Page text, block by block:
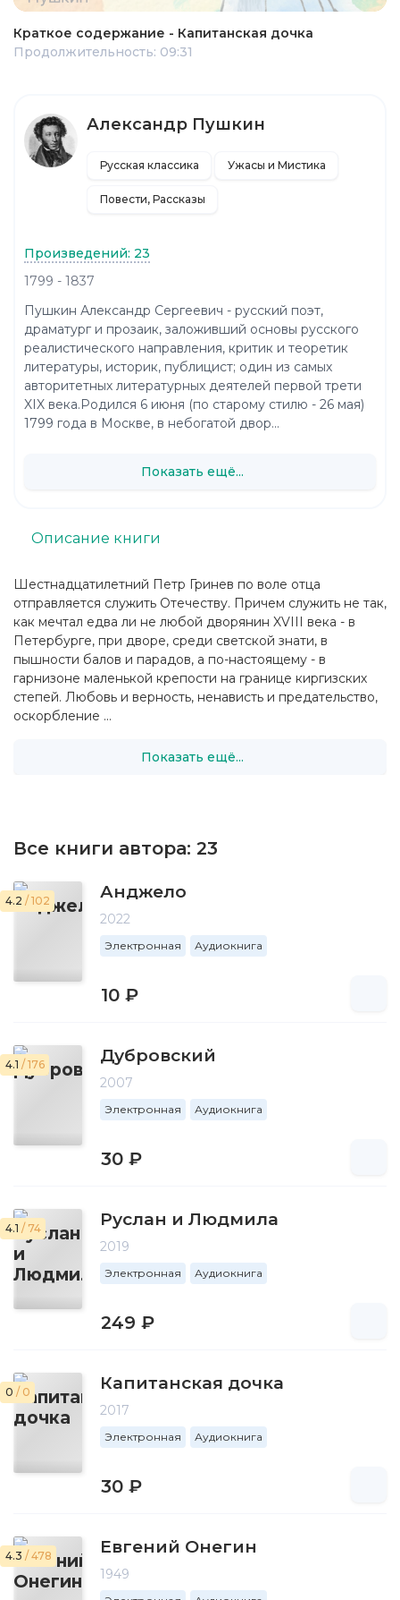
Краткое содержание - Капитанская дочка
Продолжительность: 09:31
Шестнадцатилетний Петр Гринев по воле отца
отправляется служить Отечеству. Причем служить не так,
как мечтал едва ли не любой дворянин XVIII века - в
Петербурге, при дворе, среди светской знати, в
пышности балов и парадов, а по-настоящему - в
гарнизоне маленькой крепости на границе киргизских
степей. Любовь и верность, ненависть и предательство,
оскорбление ...
Показать ещё...
Описание книги
Все книги автора: 23
4.2 / 102 Анджело
2022
Электронная Аудиокнига
10 ₽
4.1 / 176 Дубровский
2007
Электронная Аудиокнига
30 ₽
4.1 / 74 Руслан и Людмила
2019
Электронная Аудиокнига
249 ₽
0 / 0 Капитанская дочка
2017
Электронная Аудиокнига
30 ₽
4.3 / 478 Евгений Онегин
1949
Александр Пушкин
Русская классика Ужасы и Мистика
Повести, Рассказы
Произведений: 23
1799 - 1837
Пушкин Александр Сергеевич - русский поэт,
драматург и прозаик, заложивший основы русского
реалистического направления, критик и теоретик
литературы, историк, публицист; один из самых
авторитетных литературных деятелей первой трети
XIX века.Родился 6 июня (по старому стилю - 26 мая)
1799 года в Москве, в небогатой двор...
Показать ещё...